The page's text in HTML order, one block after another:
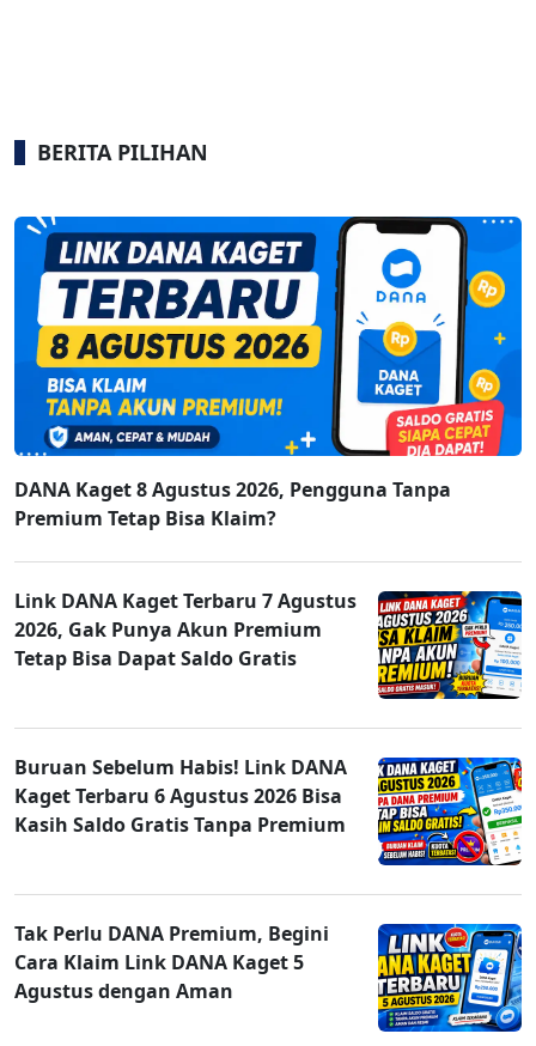
BERITA PILIHAN
DANA Kaget 8 Agustus 2026, Pengguna Tanpa
Premium Tetap Bisa Klaim?
Link DANA Kaget Terbaru 7 Agustus
2026, Gak Punya Akun Premium
Tetap Bisa Dapat Saldo Gratis
Buruan Sebelum Habis! Link DANA
Kaget Terbaru 6 Agustus 2026 Bisa
Kasih Saldo Gratis Tanpa Premium
Tak Perlu DANA Premium, Begini
Cara Klaim Link DANA Kaget 5
Agustus dengan Aman